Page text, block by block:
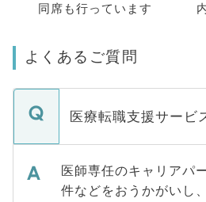
同席も行っています
よくあるご質問
医療転職支援サービ
医師専任のキャリアパ
件などをおうかがいし